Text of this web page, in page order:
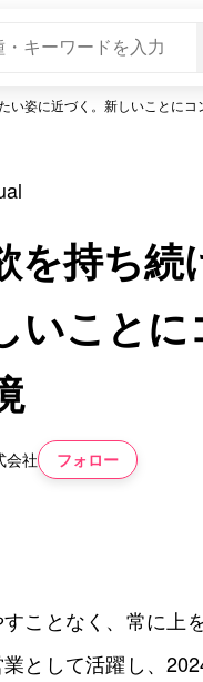
い姿に近づく。新しいことに
を持ち
いこと
会社 フォロー
ことなく、常に上
として活躍し、